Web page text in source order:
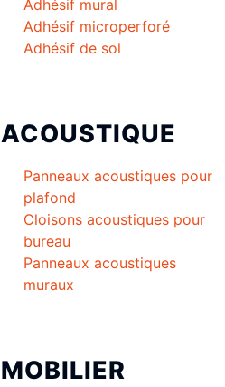
Adhésif mural
Adhésif microperforé
Adhésif de sol
ACOUSTIQUE
Panneaux acoustiques pour
plafond
Cloisons acoustiques pour
bureau
Panneaux acoustiques
muraux
MOBILIER